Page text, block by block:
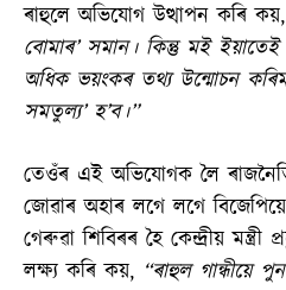
ৰাহুলে অভিযোগ উত্থাপন কৰি কয়,
বোমাৰ’ সমান। কিন্তু মই
অধিক ভয়ংকৰ তথ্য উন্মোচন
সমতুল্য’ হ’ব।”
তেওঁৰ এই অভিযোগক লৈ
জোৱাৰ অহাৰ লগে লগে
গেৰুৱা শিবিৰৰ হৈ কেন্দ্ৰীয় মন্ত্ৰী
লক্ষ্য কৰি কয়, “ৰাহুল গান্ধীয়ে